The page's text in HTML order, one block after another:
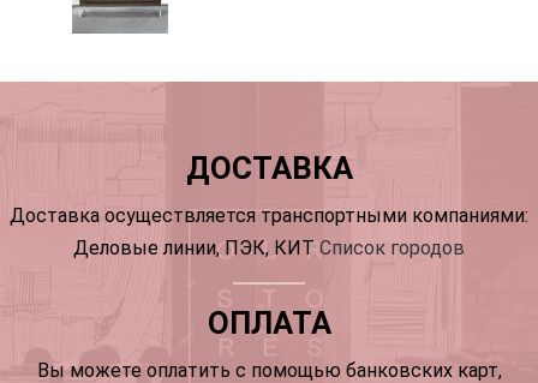
ДОСТАВКА
Доставка осуществляется транспортными компаниями:
Деловые линии, ПЭК, КИТ Список городов
ОПЛАТА
Вы можете оплатить с помощью банковских карт,